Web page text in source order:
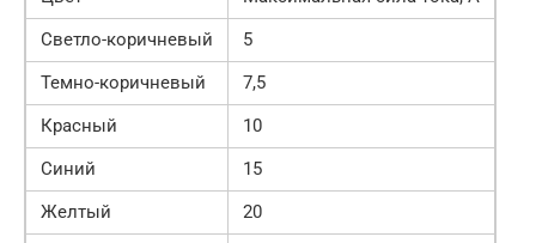
Светло-коричневый
5
Темно-коричневый
7,5
Красный
10
Синий
15
Желтый
20